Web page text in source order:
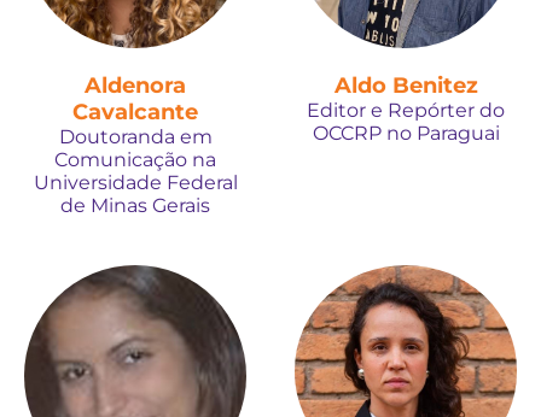
Aldenora
Cavalcante
Doutoranda em
Comunicação na
Universidade Federal
de Minas Gerais
Aldo Benitez
Editor e Repórter do
OCCRP no Paraguai